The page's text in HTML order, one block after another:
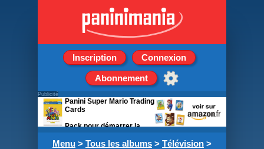
Inscription Connexion
Abonnement
Menu > Tous les albums > Télévision >
Publicité
Panini Super Mario Trading
Cards
Pack pour démarrer la
collection 1 classeur + 3
pochettes